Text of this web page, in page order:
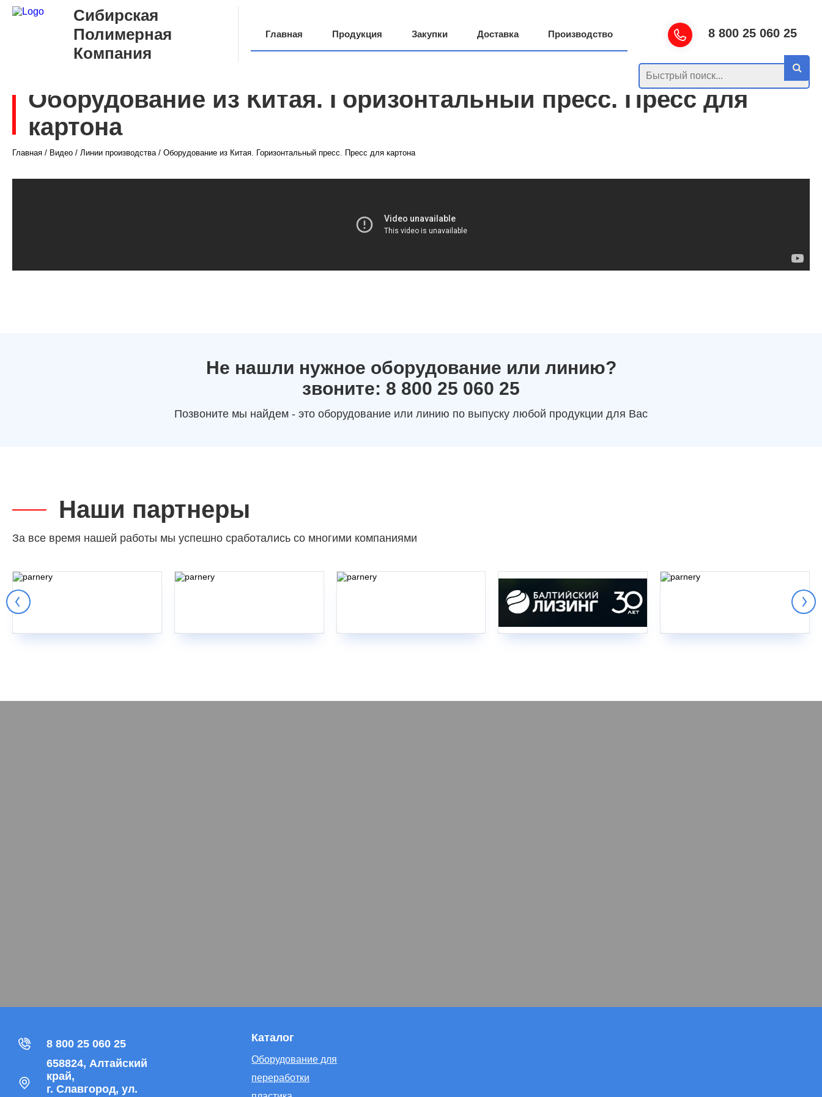
Сибирская
Полимерная
Компания
Главная Продукция Закупки Доставка Производство 8 800 25 060 25
Оборудование из Китая. Горизонтальный пресс. Пресс для
картона
Главная / Видео / Линии производства/ Оборудование из Китая. Горизонтальный пресс. Пресс для картона
Не нашли нужное оборудование или линию?
звоните: 8 800 25 060 25
Позвоните мы найдем - это оборудование или линию по выпуску любой продукции для Вас
Наши партнеры
За все время нашей работы мы успешно сработались со многими компаниями
8 800 25 060 25
658824, Алтайский
край,
г. Славгород, ул.
Каталог
Оборудование для
переработки